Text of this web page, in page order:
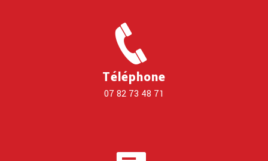
Téléphone
07 82 73 48 71